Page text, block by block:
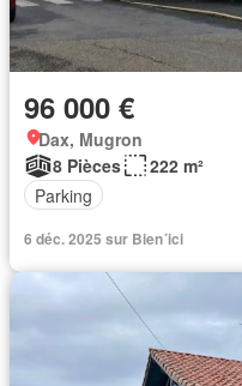
96 000 €
Dax, Mugron
8 Pièces
222 m²
Parking
6 déc. 2025 sur Bien´ici